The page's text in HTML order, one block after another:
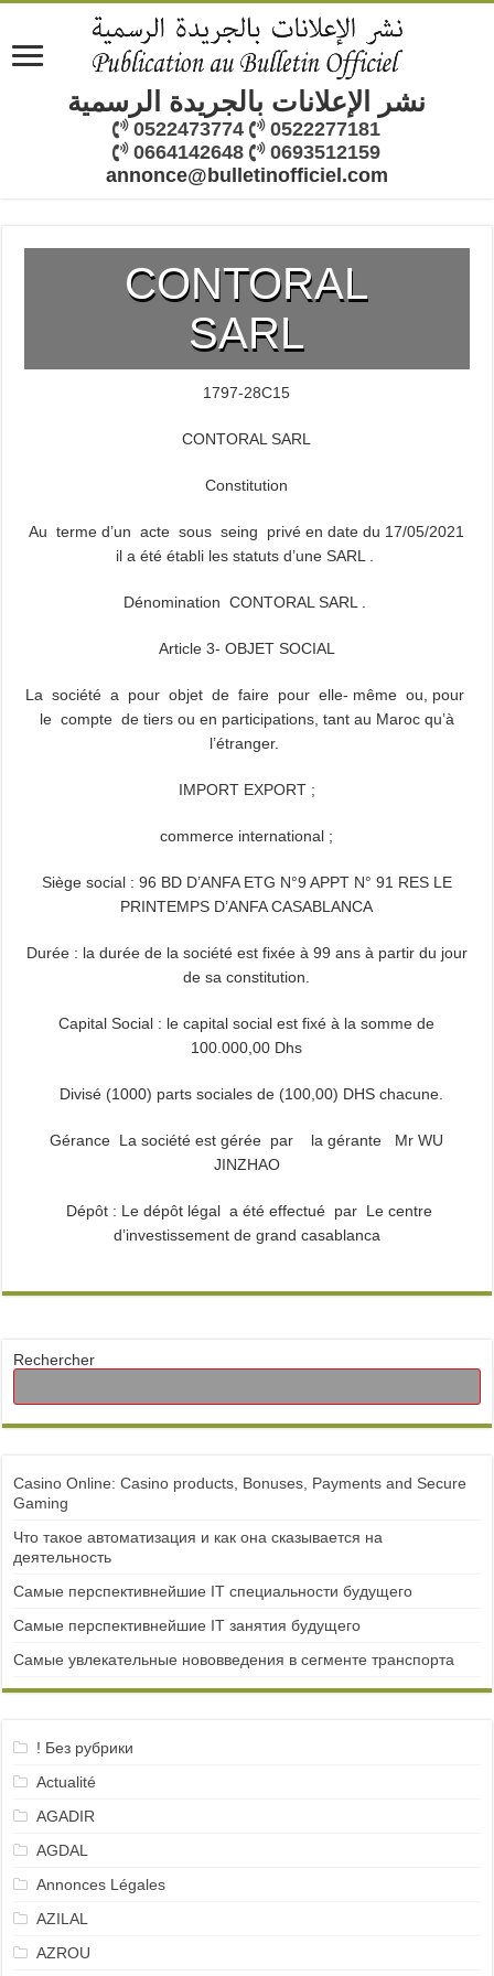
نشر الإعلانات بالجريدة الرسمية
0522473774
0522277181
0664142648
0693512159
annonce@bulletinofficiel.com
CONTORAL
SARL
1797-28C15
CONTORAL SARL
Constitution
Au terme d’un acte sous seing privé en date du 17/05/2021
il a été établi les statuts d’une SARL .
Dénomination CONTORAL SARL .
Article 3- OBJET SOCIAL
La société a pour objet de faire pour elle- même ou, pour
le compte de tiers ou en participations, tant au Maroc qu’à
l’étranger.
IMPORT EXPORT ;
commerce international ;
Siège social : 96 BD D’ANFA ETG N°9 APPT N° 91 RES LE
PRINTEMPS D’ANFA CASABLANCA
Durée : la durée de la société est fixée à 99 ans à partir du jour
de sa constitution.
Capital Social : le capital social est fixé à la somme de
100.000,00 Dhs
Divisé (1000) parts sociales de (100,00) DHS chacune.
Gérance La société est gérée par la gérante Mr WU
JINZHAO
Dépôt : Le dépôt légal a été effectué par Le centre
d’investissement de grand casablanca
Rechercher
Casino Online: Casino products, Bonuses, Payments and Secure
Gaming
Что такое автоматизация и как она сказывается на
деятельность
Самые перспективнейшие IT специальности будущего
Самые перспективнейшие IT занятия будущего
Самые увлекательные нововведения в сегменте транспорта
! Без рубрики
Actualité
AGADIR
AGDAL
Annonces Légales
AZILAL
AZROU